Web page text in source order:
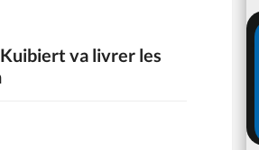
va livrer les